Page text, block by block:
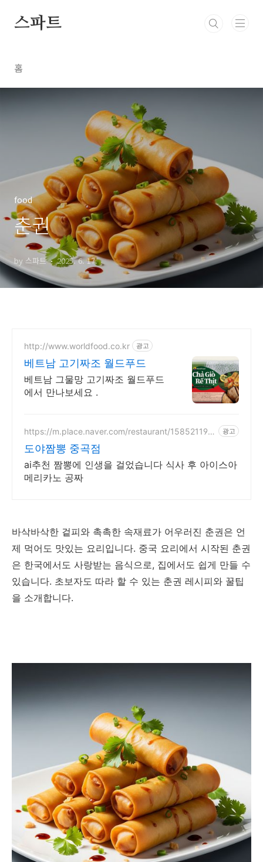
스파트
홈
food
춘권
by 스파트 2025. 6. 17.
http://www.worldfood.co.kr 광고
베트남 고기짜조 월드푸드
베트남 그물망 고기짜조 월드푸드
에서 만나보세요 .
https://m.place.naver.com/restaurant/158521193
광고
도야짬뽕 중곡점
ai추천 짬뽕에 인생을 걸었습니다 식사 후 아이스아
메리카노 공짜
바삭바삭한 겉피와 촉촉한 속재료가 어우러진 춘권은 언
제 먹어도 맛있는 요리입니다. 중국 요리에서 시작된 춘권
은 한국에서도 사랑받는 음식으로, 집에서도 쉽게 만들 수
있습니다. 초보자도 따라 할 수 있는 춘권 레시피와 꿀팁
을 소개합니다.